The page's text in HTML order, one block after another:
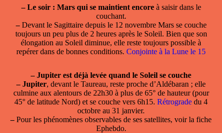
– Le soir : Mars qui se maintient encoreà saisir dans le
couchant.
–Devant le Sagittaire depuis le 12 novembre Mars se couche
toujours un peu plus de 2 heures après le Soleil. Bien que son
élongation au Soleil diminue, elle reste toujours possible à
repérer dans de bonnes conditions. Conjointe à la Lune le 15
– Jupiter est déjà levée quand le Soleil se couche
– Jupiter, devant le Taureau, reste proche d’Aldébaran ; elle
culmine aux alentours de 22h30 à plus de 65° de hauteur (pour
45° de latitude Nord) et se couche vers 6h15. Rétrograde du 4
octobre au 31 janvier.
–Pour les phénomènes observables de ses satellites, voir la fiche
Ephebdo.